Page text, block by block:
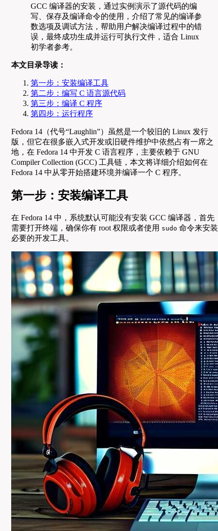
GCC 编译器的安装，通过实例演示了源代码的编
写、保存及编译命令的使用，介绍了常见的编译参
数选项及调试方法，帮助用户解决编译过程中的错
误，最终成功生成并运行可执行文件，适合 Linux
初学者参考。
本文目录导读：
第一步：安装编译工具
第二步：编写 C 语言源代码
第三步：编译 C 程序
第四步：运行程序
Fedora 14（代号“Laughlin”）虽然是一个较旧的 Linux 发行
版，但它在很多嵌入式开发或旧硬件维护中依然占有一席之
地，在 Fedora 14 中开发 C 语言程序，主要依赖于 GNU
Compiler Collection (GCC) 工具链，本文将详细介绍如何在
Fedora 14 中从零开始搭建环境并编译一个 C 程序。
第一步：安装编译工具
在 Fedora 14 中，系统默认可能没有安装 GCC 编译器，首先
需要打开终端，确保你有 root 权限或者使用 sudo 命令来安装
必要的开发工具。